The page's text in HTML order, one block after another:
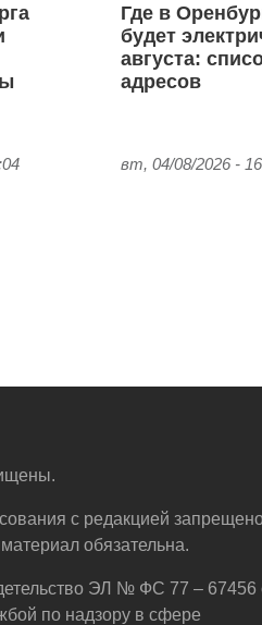
Где в
будет
августа:
адресов
вт, 04/08/2026 -
с редакцией
обязательна.
ЭЛ № ФС 77 – 67456
по надзору в сфере